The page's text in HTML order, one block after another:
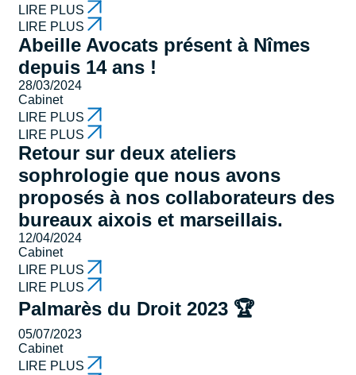
LIRE PLUS
LIRE PLUS
Abeille Avocats présent à Nîmes
depuis 14 ans !
28/03/2024
Cabinet
LIRE PLUS
LIRE PLUS
Retour sur deux ateliers
sophrologie que nous avons
proposés à nos collaborateurs des
bureaux aixois et marseillais.
12/04/2024
Cabinet
LIRE PLUS
LIRE PLUS
Palmarès du Droit 2023 🏆
05/07/2023
Cabinet
LIRE PLUS